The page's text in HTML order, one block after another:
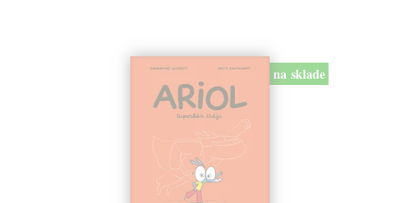
na sklade